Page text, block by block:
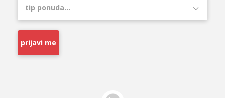
prijavi me